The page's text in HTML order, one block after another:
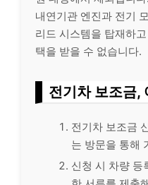
내연기관 엔진과 전기
리드 시스템을 탑재하
택을 받을 수 없습니다.
전기차 보조금,
전기차 보조금
는 방문을 통해
신청 시 차량 등